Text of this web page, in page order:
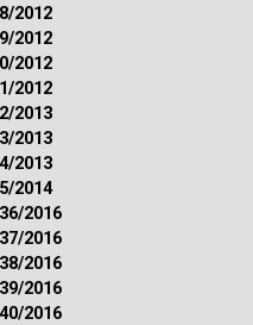
2012
2012
2012
2012
2013
2013
2013
2014
2016
2016
2016
2016
2016